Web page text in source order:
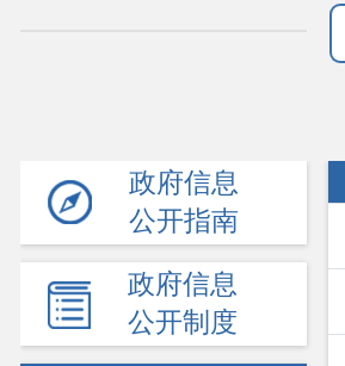
政府信息
公开指南
政府信息
公开制度